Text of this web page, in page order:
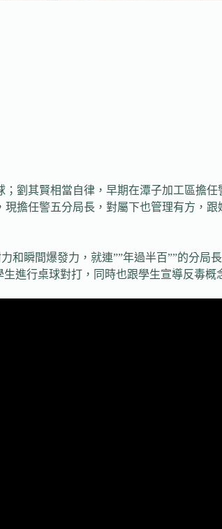
劉其賢相當自律，早期在潭子加工區擔
擔任警五分局長，對屬下也管理有方，
和瞬間爆發力，就連””年過半百””的分
進行桌球對打，同時也跟學生宣導反毒概